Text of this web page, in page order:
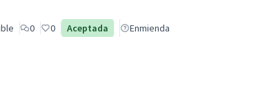
0 0 Aceptada Enmienda